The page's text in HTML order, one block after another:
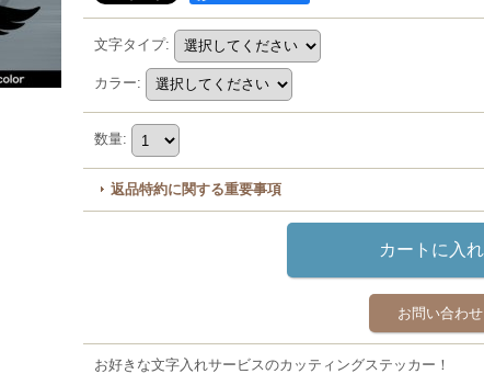
文字タイプ:
カラー:
数量:
返品特約に関する重要事項
お問い合わせ
お好きな文字入れサービスのカッティングステッカー！